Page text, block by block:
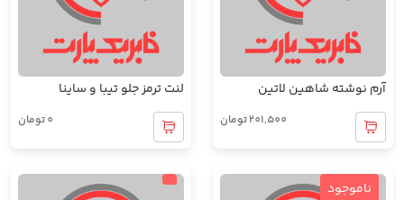
آرم نوشته شاهین لاتین
201,500تومان
لنت ترمز جلو تیبا و ساینا
0تومان
ناموجود